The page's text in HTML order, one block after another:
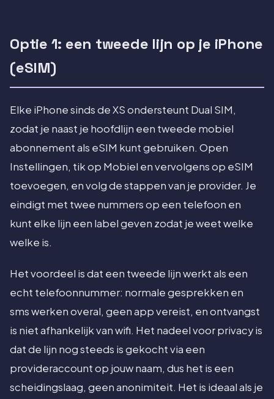
Optie 1: een tweede lijn op je iPhone
(eSIM)
Elke iPhone sinds de XS ondersteunt Dual SIM,
zodat je naast je hoofdlijn een tweede mobiel
abonnement als eSIM kunt gebruiken. Open
Instellingen, tik op Mobiel en vervolgens op eSIM
toevoegen, en volg de stappen van je provider. Je
eindigt met twee nummers op een telefoon en
kunt elke lijn een label geven zodat je weet welke
welke is.
Het voordeel is dat een tweede lijn werkt als een
echt telefoonnummer: normale gesprekken en
sms werken overal, geen app vereist, en ontvangst
is niet afhankelijk van wifi. Het nadeel voor privacy is
dat de lijn nog steeds is gekocht via een
provideraccount op jouw naam, dus het is een
scheidingslaag, geen anonimiteit. Het is ideaal als je